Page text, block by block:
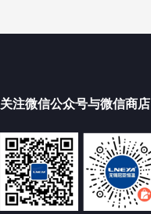
关注微信公众号与微信商店